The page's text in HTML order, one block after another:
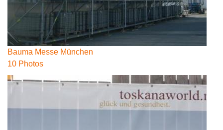
Bauma Messe München
10 Photos